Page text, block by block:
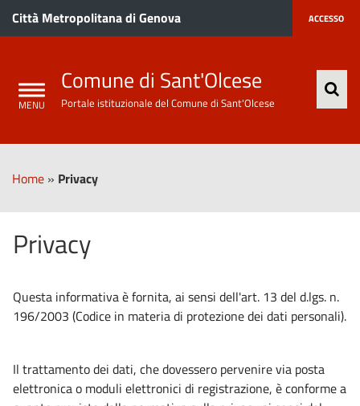
Città Metropolitana di Genova ACCESSO
Comune di Sant'Olcese
Portale istituzionale del Comune di Sant'Olcese
Home » Privacy
Privacy
Questa informativa è fornita, ai sensi dell'art. 13 del d.lgs. n.
196/2003 (Codice in materia di protezione dei dati personali).
Il trattamento dei dati, che dovessero pervenire via posta
elettronica o moduli elettronici di registrazione, è conforme a